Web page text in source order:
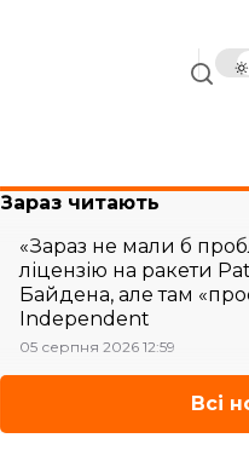
Зараз читають
«Зараз не мали б
ліцензію на ракети
Байдена, але там
Independent
05 серпня 2026 12:59
Всі